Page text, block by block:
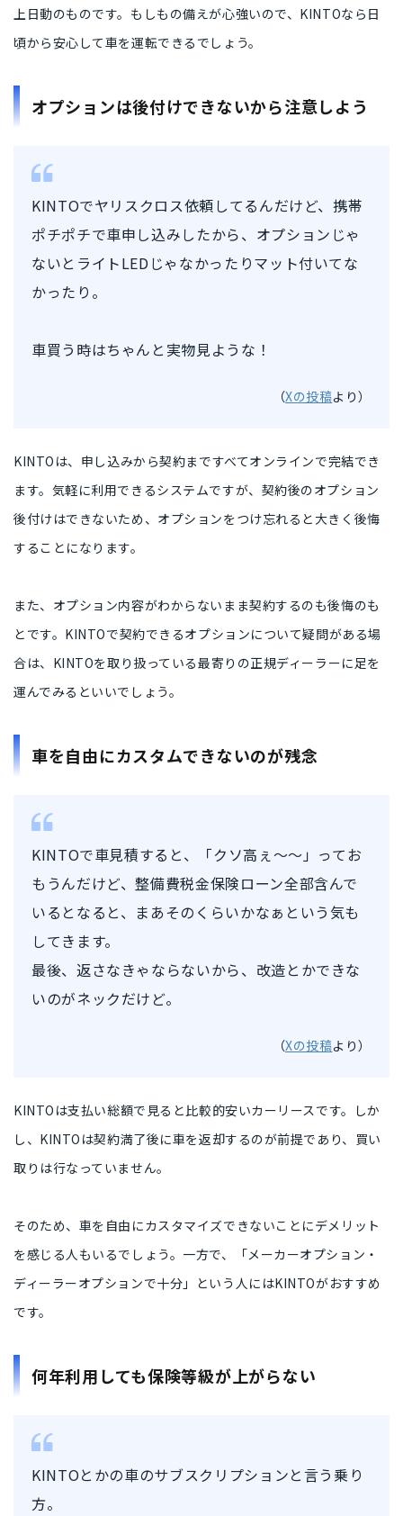
上日動のものです。もしもの備えが心強いので、KINTOなら日
頃から安心して車を運転できるでしょう。
オプションは後付けできないから注意しよう
KINTOでヤリスクロス依頼してるんだけど、携帯
ポチポチで車申し込みしたから、オプションじゃ
ないとライトLEDじゃなかったりマット付いてな
かったり。
車買う時はちゃんと実物見ような！
（Xの投稿より）
KINTOは、 申し込みから契約まですべてオンラインで完結でき
ます。気軽に利用できるシステムですが、 契約後のオプション
後付けはできないため、オプションをつけ忘れると大きく後悔
することになります。
また、 オプション内容がわからないまま契約するのも後悔のも
と です。KINTOで契約できるオプションについて疑問がある場
合は、KINTOを取り扱っている最寄りの正規ディーラーに足を
運んでみるといいでしょう。
車を自由にカスタムできないのが残念
KINTOで車見積すると、「クソ高ぇ〜〜」ってお
もうんだけど、整備費税金保険ローン全部含んで
いるとなると、まあそのくらいかなぁという気も
してきます。
最後、返さなきゃならないから、改造とかできな
いのがネックだけど。
（Xの投稿より）
KINTOは支払い総額で見ると比較的安いカーリース です。しか
し、KINTOは契約満了後に車を返却するのが前提であり、買い
取りは行なっていません。
そのため、 車を自由にカスタマイズできないことにデメリット
を感じる人 もいるでしょう。一方で、
「メーカーオプション・
ディーラーオプションで十分」という人 にはKINTOがおすすめ
です。
何年利用しても保険等級が上がらない
KINTOとかの車のサブスクリプションと言う乗り
方。